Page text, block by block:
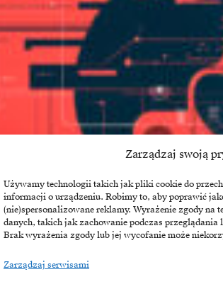
Zarządzaj swoją
Używamy technologii takich jak pliki cookie do
informacji o urządzeniu. Robimy to, aby poprawić
(nie)spersonalizowane reklamy. Wyrażenie zgody na
danych, takich jak zachowanie podczas
Brak wyrażenia zgody lub jej wycofanie może
Zarządzaj serwisami